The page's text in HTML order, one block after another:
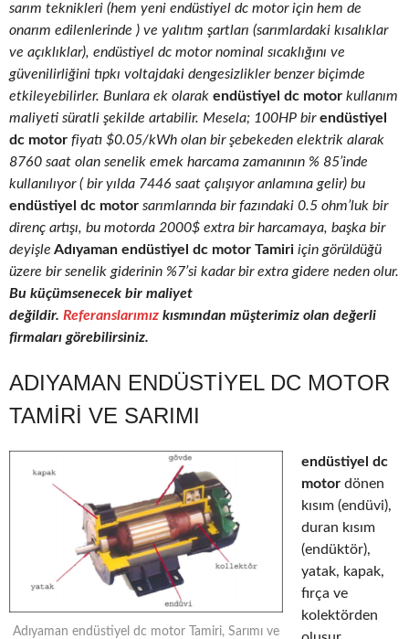
sarım teknikleri (hem yeni endüstiyel dc motor için hem de
onarım edilenlerinde ) ve yalıtım şartları (sarımlardaki kısalıklar
ve açıklıklar), endüstiyel dc motor nominal sıcaklığını ve
güvenilirliğini tıpkı voltajdaki dengesizlikler benzer biçimde
etkileyebilirler. Bunlara ek olarak endüstiyel dc motor kullanım
maliyeti süratli şekilde artabilir. Mesela; 100HP birendüstiyel
dc motor fiyatı $0.05/kWh olan bir şebekeden elektrik alarak
8760 saat olan senelik emek harcama zamanının % 85’inde
kullanılıyor ( bir yılda 7446 saat çalışıyor anlamına gelir) bu
endüstiyel dc motor sarımlarında bir fazındaki 0.5 ohm’luk bir
direnç artışı, bu motorda 2000$ extra bir harcamaya, başka bir
deyişle Adıyaman endüstiyel dc motor Tamiri için görüldüğü
üzere bir senelik giderinin %7’si kadar bir extra gidere neden olur.
Bu küçümsenecek bir maliyet
değildir. Referanslarımız kısmından müşterimiz olan değerli
firmaları görebilirsiniz.
ADIYAMAN ENDÜSTIYEL DC MOTOR
TAMIRI VE SARIMI
Adıyaman endüstiyel dc motor Tamiri, Sarımı ve
endüstiyel dc
motor dönen
kısım (endüvi),
duran kısım
(endüktör),
yatak, kapak,
fırça ve
kolektörden